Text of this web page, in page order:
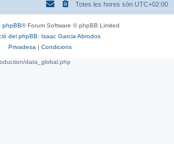
Totes les hores són UTC+02:00
phpBB® Forum Software © phpBB Limited
del phpBB: Isaac Garcia Abrodos
Privadesa | Condicions
data_global.php